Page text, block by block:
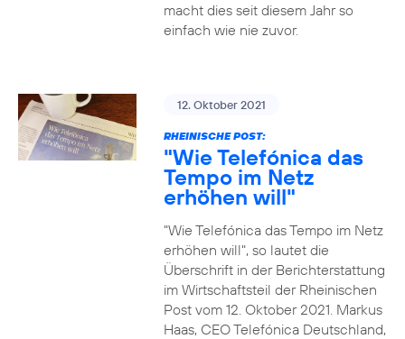
macht dies seit diesem Jahr so
einfach wie nie zuvor.
12. Oktober 2021
RHEINISCHE POST:
"Wie Telefónica das
Tempo im Netz
erhöhen will"
"Wie Telefónica das Tempo im Netz
erhöhen will", so lautet die
Überschrift in der Berichterstattung
im Wirtschaftsteil der Rheinischen
Post vom 12. Oktober 2021. Markus
Haas, CEO Telefónica Deutschland,